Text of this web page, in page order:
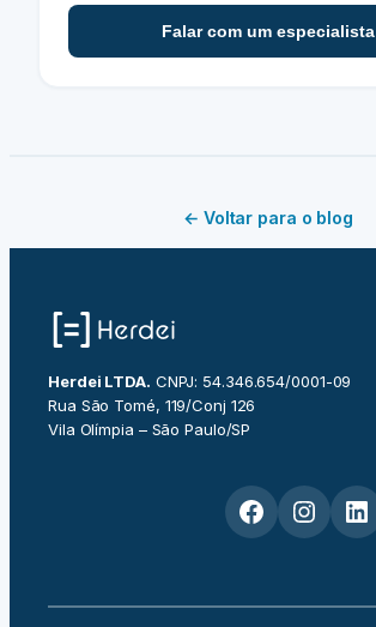
Falar com um especialista
← Voltar para o blog
Herdei LTDA. CNPJ: 54.346.654/0001-09
Rua São Tomé, 119/Conj 126
Vila Olímpia – São Paulo/SP
Facebook Instagram LinkedIn